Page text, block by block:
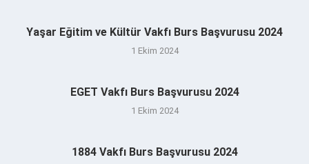
Yaşar Eğitim ve Kültür Vakfı Burs Başvurusu 2024
1 Ekim 2024
EGET Vakfı Burs Başvurusu 2024
1 Ekim 2024
1884 Vakfı Burs Başvurusu 2024